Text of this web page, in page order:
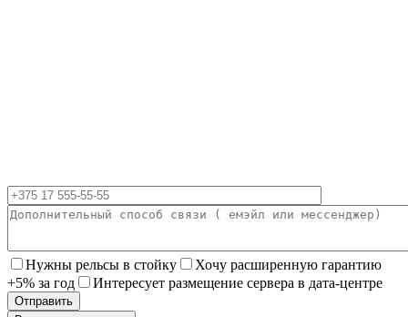
Нужны рельсы в стойку
Хочу расширенную гарантию
+5% за год
Интересует размещение сервера в дата-центре